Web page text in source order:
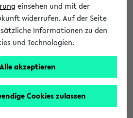
einsehen und mit der
widerrufen. Auf der Seite
Informationen zu den
und Technologien.
Alle akzeptieren
Cookies zulassen